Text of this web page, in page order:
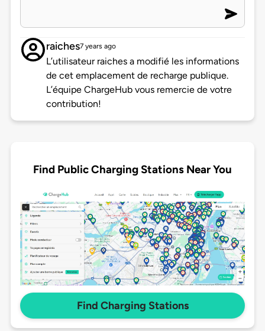
raiches7 years ago
L’utilisateur raiches a modifié les informations
de cet emplacement de recharge publique.
L’équipe ChargeHub vous remercie de votre
contribution!
Find Public Charging Stations Near You
Find Charging Stations